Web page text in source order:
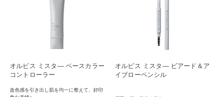
オルビス ミスタ― ベースカラー
コントローラー
血色感を引き出し肌を均一に整えて、 好印
オルビス ミスタ― ビアード＆ア
イブローペンシル